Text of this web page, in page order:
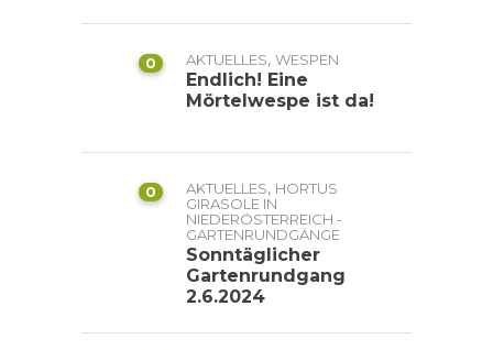
0 AKTUELLES, WESPEN
Endlich! Eine
Mörtelwespe ist da!
0 AKTUELLES, HORTUS
GIRASOLE IN
NIEDERÖSTERREICH -
GARTENRUNDGÄNGE
Sonntäglicher
Gartenrundgang
2.6.2024